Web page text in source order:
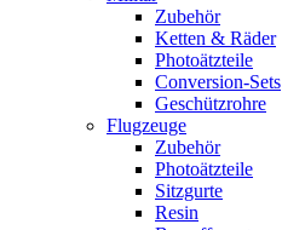
Zubehör
Ketten & Räder
Photoätzteile
Conversion-Sets
Geschützrohre
Flugzeuge
Zubehör
Photoätzteile
Sitzgurte
Resin